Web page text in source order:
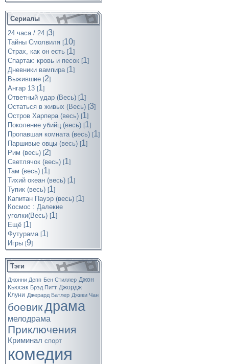
Сериалы
24 часа / 24 [3]
Тайны Смолвиля [10]
Страх, как он есть [1]
Спартак: кровь и песок [1]
Дневники вампира [1]
Выжившие [2]
Ангар 13 [1]
Ответный удар (Весь) [1]
Остаться в живых (Весь) [3]
Остров Харпера (весь) [1]
Поколение убийц (весь) [1]
Пропавшая комната (весь) [1]
Паршивые овцы (весь) [1]
Рим (весь) [2]
Светлячок (весь) [1]
Там (весь) [1]
Тихий океан (весь) [1]
Тупик (весь) [1]
Капитан Пауэр (весь) [1]
Космос : Далекие
уголки(Весь) [1]
Ещё [1]
Футурама [1]
Игры [9]
Тэги
Джонни Депп Бен Стиллер Джон
Кьюсак Брэд Питт Джордж
Клуни Джерард Батлер Джеки Чан
боевикдрама
мелодрама
Приключения
Криминал спорт
комедия